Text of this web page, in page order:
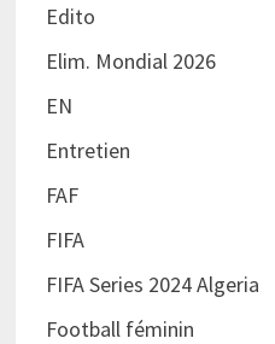
Edito
Elim. Mondial 2026
EN
Entretien
FAF
FIFA
FIFA Series 2024 Algeria
Football féminin